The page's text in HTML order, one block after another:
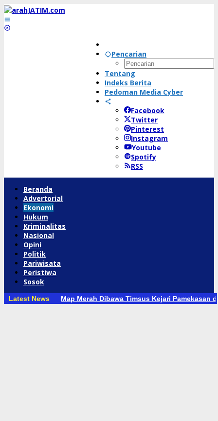
Lewati
ke
konten
Pencarian
Tentang
Indeks Berita
Pedoman Media Cyber
Facebook
Twitter
Pinterest
Instagram
Youtube
Spotify
RSS
Beranda
Advertorial
Ekonomi
Hukum
Kriminalitas
Nasional
Opini
Politik
Pariwisata
Peristiwa
Sosok
Latest News Map Merah Dibawa Timsus Kejari Pamekasan